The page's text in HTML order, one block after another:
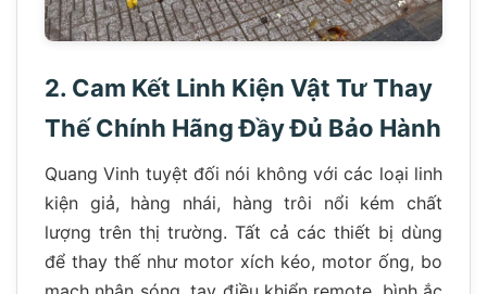
2. Cam Kết Linh Kiện Vật Tư Thay
Thế Chính Hãng Đầy Đủ Bảo Hành
Quang Vinh tuyệt đối nói không với các loại linh
kiện giả, hàng nhái, hàng trôi nổi kém chất
lượng trên thị trường. Tất cả các thiết bị dùng
để thay thế như motor xích kéo, motor ống, bo